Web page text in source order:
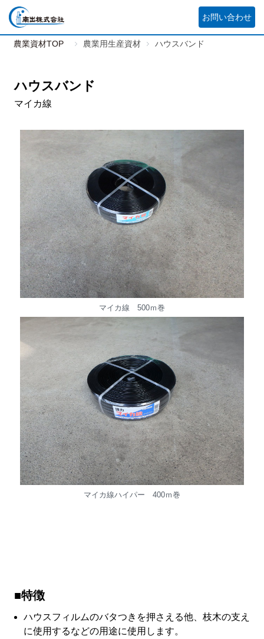
お問い合わせ
農業資材TOP 農業用生産資材 ハウスバンド
ハウスバンド
マイカ線
マイカ線 500ｍ巻
マイカ線ハイパー 400ｍ巻
■特徴
ハウスフィルムのバタつきを押さえる他、枝木の支え
に使用するなどの用途に使用します。